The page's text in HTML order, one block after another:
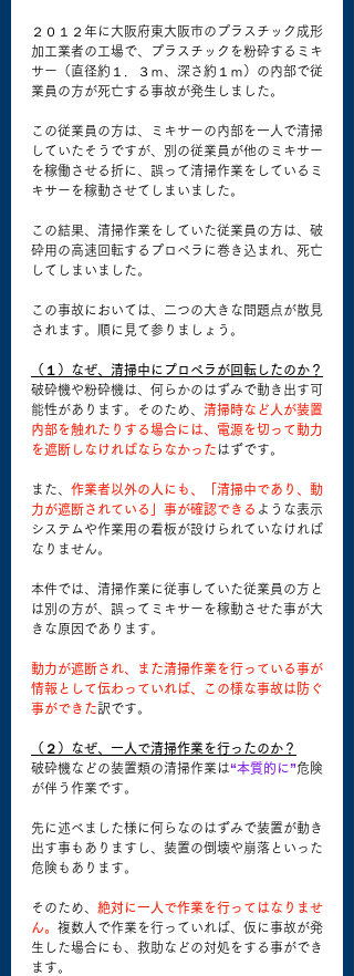
２０１２年に大阪府東大阪市のプラスチック成形
加工業者の工場で、プラスチックを粉砕するミキ
サー（直径約１．３ｍ、深さ約１ｍ）の内部で従
業員の方が死亡する事故が発生しました。
この従業員の方は、ミキサーの内部を一人で清掃
していたそうですが、別の従業員が他のミキサー
を稼働させる折に、誤って清掃作業をしているミ
キサーを稼動させてしまいました。
この結果、清掃作業をしていた従業員の方は、破
砕用の高速回転するプロペラに巻き込まれ、死亡
してしまいました。
この事故においては、二つの大きな問題点が散見
されます。順に見て参りましょう。
（１）なぜ、清掃中にプロペラが回転したのか？
破砕機や粉砕機は、何らかのはずみで動き出す可
能性があります。そのため、 清掃時など人が装置
内部を触れたりする場合には、電源を切って動力
を遮断しなければならなかったはずです。
また、 作業者以外の人にも、「清掃中であり、動
力が遮断されている」事が確認できる ような表示
システムや作業用の看板が設けられていなければ
なりません。
本件では、清掃作業に従事していた従業員の方と
は別の方が、誤ってミキサーを稼動させた事が大
きな原因であります。
動力が遮断され、また清掃作業を行っている事が
情報として伝わっていれば、この様な事故は防ぐ
事ができた訳です。
（２）なぜ、一人で清掃作業を行ったのか？
破砕機などの装置類の清掃作業は“本質的に”危険
が伴う作業です。
先に述べました様に何らなのはずみで装置が動き
出す事もありますし、装置の倒壊や崩落といった
危険もあります。
そのため、 絶対に一人で作業を行ってはなりませ
ん。 複数人で作業を行っていれば、仮に事故が発
生した場合にも、救助などの対処をする事ができ
ます。